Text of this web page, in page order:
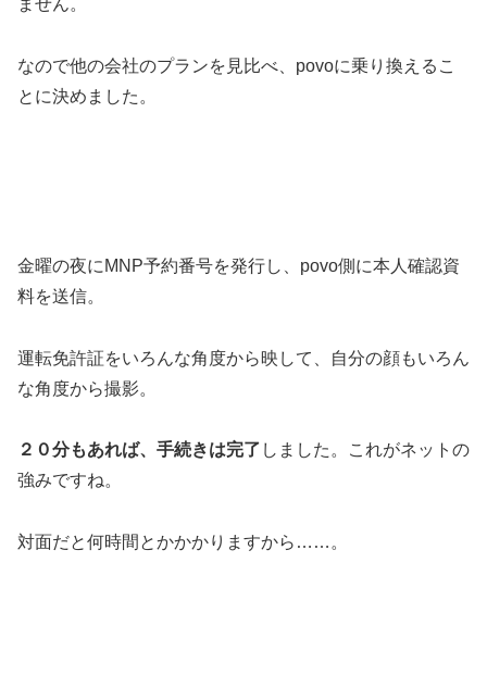
ません。
なので他の会社のプランを見比べ、povoに乗り換えるこ
とに決めました。
金曜の夜にMNP予約番号を発行し、povo側に本人確認資
料を送信。
運転免許証をいろんな角度から映して、自分の顔もいろん
な角度から撮影。
２０分もあれば、手続きは完了 しました。これがネットの
強みですね。
対面だと何時間とかかかりますから……。